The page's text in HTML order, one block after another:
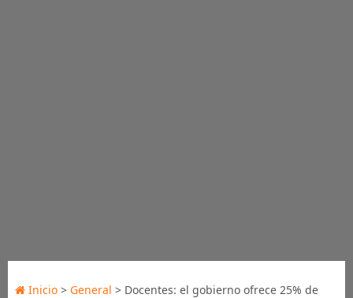
Inicio> General > Docentes: el gobierno ofrece 25% de